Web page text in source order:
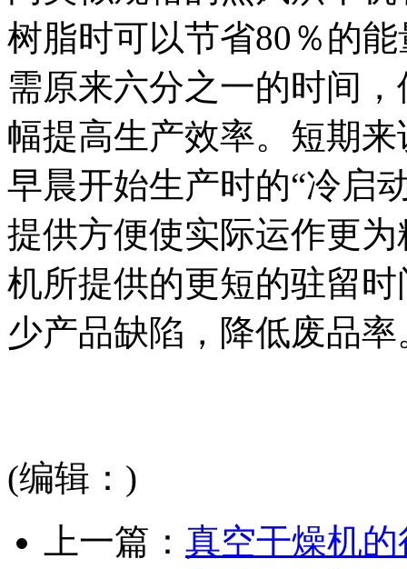
树脂时可以节省80％的
需原来六分之一的时间
幅提高生产效率。短期
早晨开始生产时的“冷启
提供方便使实际运作更
机所提供的更短的驻留
少产品缺陷，降低废品率
(编辑：)
上一篇： 真空干燥机